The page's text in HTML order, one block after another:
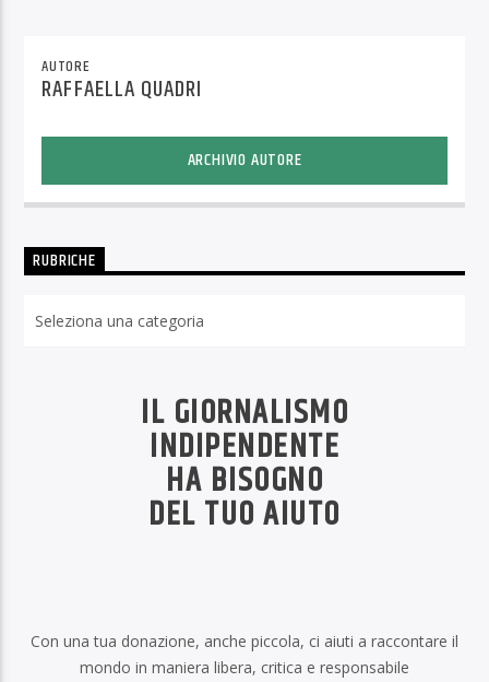
AUTORE
RAFFAELLA QUADRI
ARCHIVIO AUTORE
RUBRICHE
IL GIORNALISMO
INDIPENDENTE
HA BISOGNO
DEL TUO AIUTO
Con una tua donazione, anche piccola, ci aiuti a raccontare il
mondo in maniera libera, critica e responsabile